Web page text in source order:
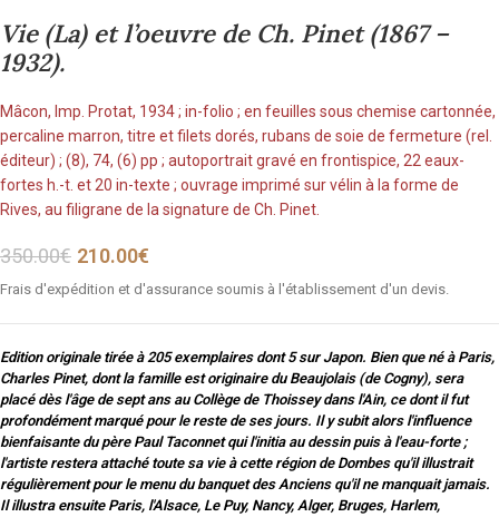
Vie (La) et l’oeuvre de Ch. Pinet (1867 –
1932).
Mâcon, Imp. Protat, 1934 ; in-folio ; en feuilles sous chemise cartonnée,
percaline marron, titre et filets dorés, rubans de soie de fermeture (rel.
éditeur) ; (8), 74, (6) pp ; autoportrait gravé en frontispice, 22 eaux-
fortes h.-t. et 20 in-texte ; ouvrage imprimé sur vélin à la forme de
Rives, au filigrane de la signature de Ch. Pinet.
350.00€ 210.00€
Frais d'expédition et d'assurance soumis à l'établissement d'un devis.
Edition originale tirée à 205 exemplaires dont 5 sur Japon. Bien que né à Paris,
Charles Pinet, dont la famille est originaire du Beaujolais (de Cogny), sera
placé dès l'âge de sept ans au Collège de Thoissey dans l'Ain, ce dont il fut
profondément marqué pour le reste de ses jours. Il y subit alors l'influence
bienfaisante du père Paul Taconnet qui l'initia au dessin puis à l'eau-forte ;
l'artiste restera attaché toute sa vie à cette région de Dombes qu'il illustrait
régulièrement pour le menu du banquet des Anciens qu'il ne manquait jamais.
Il illustra ensuite Paris, l'Alsace, Le Puy, Nancy, Alger, Bruges, Harlem,